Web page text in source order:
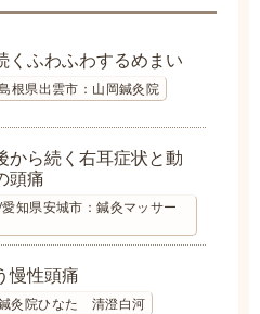
くふわふわするめまい
根県出雲市：山岡鍼灸院
から続く右耳症状と動
頭痛
知県安城市：鍼灸マッサー
慢性頭痛
灸院ひなた 清澄白河